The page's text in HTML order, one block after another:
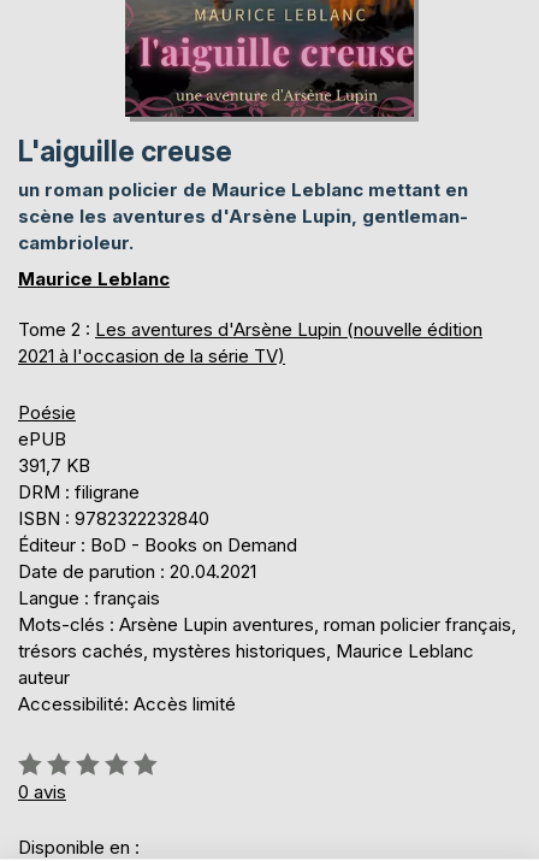
L'aiguille creuse
un roman policier de Maurice Leblanc mettant en
scène les aventures d'Arsène Lupin, gentleman-
cambrioleur.
Maurice Leblanc
Tome 2 : Les aventures d'Arsène Lupin (nouvelle édition
2021 à l'occasion de la série TV)
Poésie
ePUB
391,7 KB
DRM : filigrane
ISBN : 9782322232840
Éditeur : BoD - Books on Demand
Date de parution : 20.04.2021
Langue : français
Mots-clés : Arsène Lupin aventures, roman policier français,
trésors cachés, mystères historiques, Maurice Leblanc
auteur
Accessibilité: Accès limité
Évaluation:
0%
0 avis
Disponible en :